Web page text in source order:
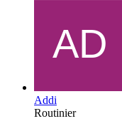
Addi
Routinier